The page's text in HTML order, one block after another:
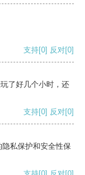
支持[0] 反对[0]
了好几个小时，还
支持[0] 反对[0]
私保护和安全性保